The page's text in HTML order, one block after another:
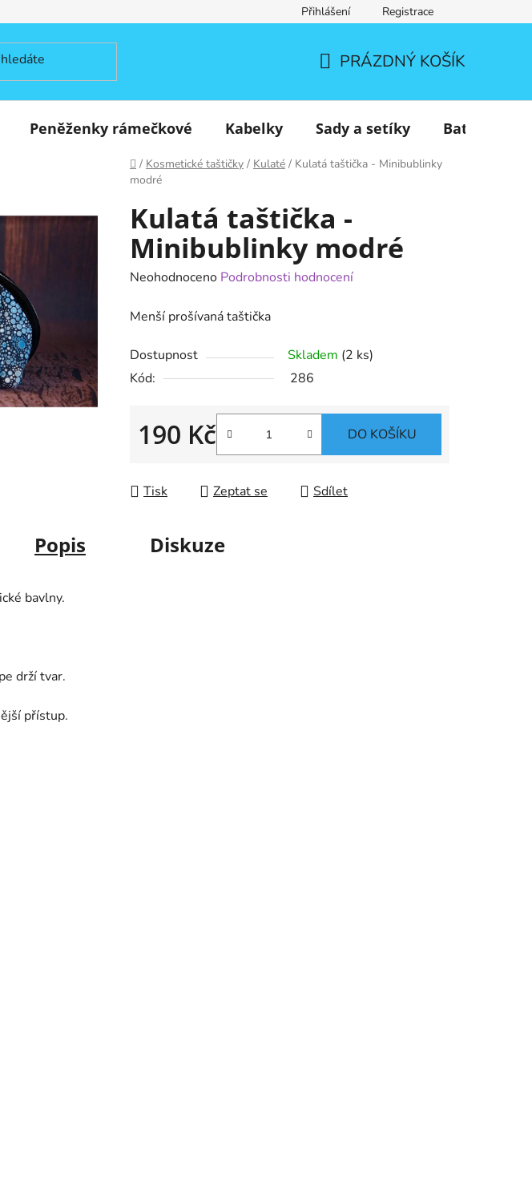
Přihlášení Registrace
KOŠÍK
PRÁZDNÝ KOŠÍK
Peněženky rámečkové Kabelky Sady a setíky Batohy
Domů
/ Kosmetické taštičky / Kulaté / Kulatá taštička - Minibublinky
modré
Kulatá taštička -
Minibublinky modré
Průměrné
produktu
0,0
z
hvězdiček.
Neohodnoceno Podrobnosti hodnocení
Menší prošívaná taštička
Dostupnost Skladem (2 ks)
Kód:
286
190 Kč DO KOŠÍKU
Tisk Zeptat se Sdílet
Popis Diskuze
bavlny.
drží tvar.
přístup.